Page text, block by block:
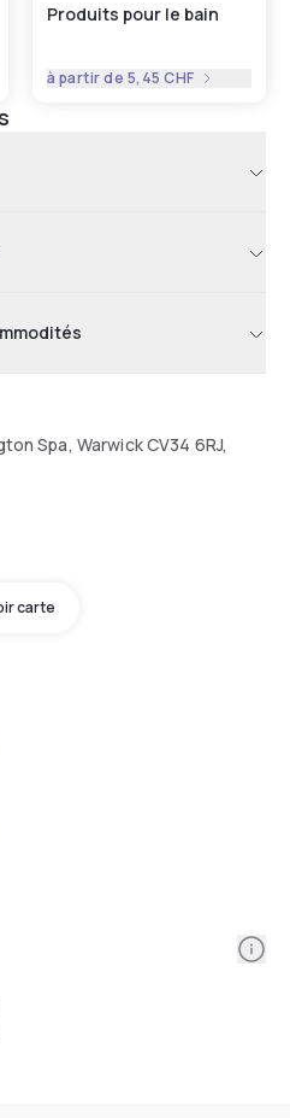
Produits pour le bain
à partir de 5,45 CHF
Spa, Warwick CV34 6RJ,
carte